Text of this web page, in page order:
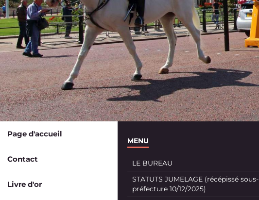
Page d'accueil
Contact
Livre d'or
MENU
LE BUREAU
STATUTS JUMELAGE (récépissé sous-
préfecture 10/12/2025)